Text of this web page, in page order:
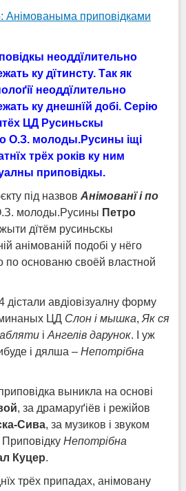
Анімованыма приповідками
неоддїлительно
ку дїтинсту. Так як
неоддїлительно
ку днешнїй добі. Серію
ёх ЦД Русиньскы
О.З. молоды.Русины іщі
їх трёх років ку ним
приповідкы.
під назвов Анімованїi по
молоды.Русины Петро
дїтём русиньскы
анімованій подобі у нёго
по основаню своёй властной
авдіовізуалну форму
ЦД Слон і мышка, Як ся
і Ангелів дарунок. І уж
і дялша – Непотрібна
выникла на основі
, за драмаруґіёв і режійов
Сива, за музиков і звуком
Приповідку Непотрібна
Куцер.
трёх припадах, анімовану